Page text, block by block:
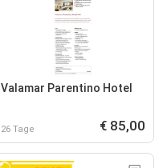
Valamar Parentino Hotel
26 Tage € 85,00